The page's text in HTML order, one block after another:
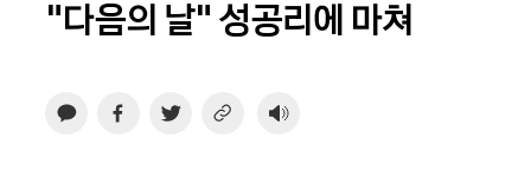
“다음의 날“ 성공리에 마쳐